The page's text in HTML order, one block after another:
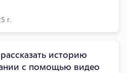
г.
историю
с помощью видео